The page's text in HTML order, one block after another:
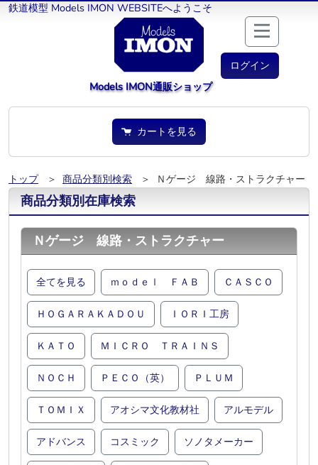
鉄道模型 Models IMON WEBSITEへようこそ
ログイン
Models IMON通販ショップ
カートを見る
トップ ＞ 商品分類別検索 ＞ Ｎゲージ 線路・ストラクチャー
商品分類別在庫検索
Ｎゲージ 線路・ストラクチャー
全てを見る ｍｏｄｅｌ ＦＡＢ ＣＡＳＣＯ
ＨＯＧＡＲＡＫＡＤＯＵ ＩＯＲＩ工房
ＫＡＴＯ ＭＩＣＲＯ ＴＲＡＩＮＳ
ＮＯＣＨ ＰＥＣＯ（英） ＰＬＵＭ
ＴＯＭＩＸ アオシマ文化教材社 アルモデル
アドバンス コスミック ソノタメーカー